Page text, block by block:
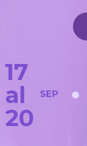
17
al
20
SEP